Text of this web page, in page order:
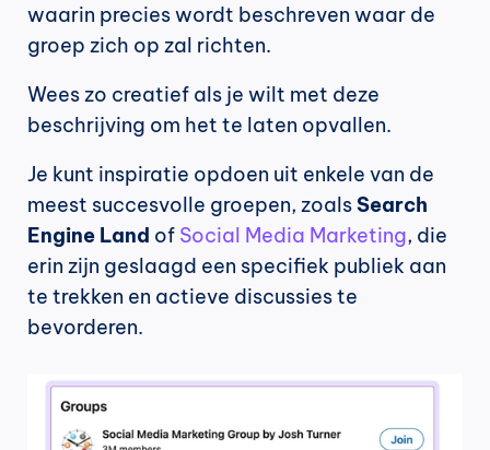
waarin precies wordt beschreven waar de
groep zich op zal richten.
Wees zo creatief als je wilt met deze
beschrijving om het te laten opvallen.
Je kunt inspiratie opdoen uit enkele van de
meest succesvolle groepen, zoals Search
Engine Land of Social Media Marketing, die
erin zijn geslaagd een specifiek publiek aan
te trekken en actieve discussies te
bevorderen.